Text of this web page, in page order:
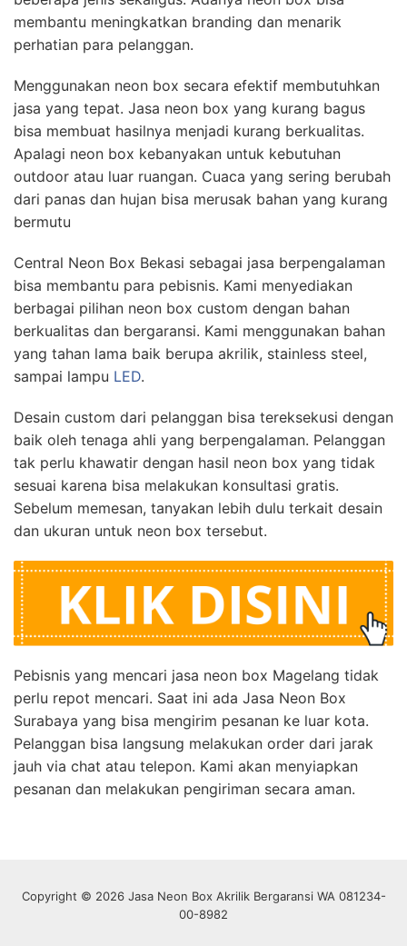
membantu meningkatkan branding dan menarik
perhatian para pelanggan.
Menggunakan neon box secara efektif membutuhkan
jasa yang tepat. Jasa neon box yang kurang bagus
bisa membuat hasilnya menjadi kurang berkualitas.
Apalagi neon box kebanyakan untuk kebutuhan
outdoor atau luar ruangan. Cuaca yang sering berubah
dari panas dan hujan bisa merusak bahan yang kurang
bermutu
Central Neon Box Bekasi sebagai jasa berpengalaman
bisa membantu para pebisnis. Kami menyediakan
berbagai pilihan neon box custom dengan bahan
berkualitas dan bergaransi. Kami menggunakan bahan
yang tahan lama baik berupa akrilik, stainless steel,
sampai lampu LED.
Desain custom dari pelanggan bisa tereksekusi dengan
baik oleh tenaga ahli yang berpengalaman. Pelanggan
tak perlu khawatir dengan hasil neon box yang tidak
sesuai karena bisa melakukan konsultasi gratis.
Sebelum memesan, tanyakan lebih dulu terkait desain
dan ukuran untuk neon box tersebut.
Pebisnis yang mencari jasa neon box Magelang tidak
perlu repot mencari. Saat ini ada Jasa Neon Box
Surabaya yang bisa mengirim pesanan ke luar kota.
Pelanggan bisa langsung melakukan order dari jarak
jauh via chat atau telepon. Kami akan menyiapkan
pesanan dan melakukan pengiriman secara aman.
Copyright © 2026 Jasa Neon Box Akrilik Bergaransi WA 081234-
00-8982